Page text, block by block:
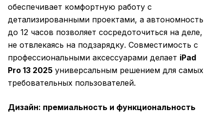
обеспечивает комфортную работу с
детализированными проектами, а автономность
до 12 часов позволяет сосредоточиться на деле,
не отвлекаясь на подзарядку. Совместимость с
профессиональными аксессуарами делает iPad
Pro 13 2025 универсальным решением для самых
требовательных пользователей.
Дизайн: премиальность и функциональность